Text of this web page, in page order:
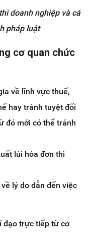
doanh nghiệp và cá
pháp luật
cơ quan chức
về lĩnh vực thuế,
hay tránh tuyệt đối
đó mới có thể tránh
lùi hóa đơn thì
lý do dẫn đến việc
đạo trực tiếp từ cơ